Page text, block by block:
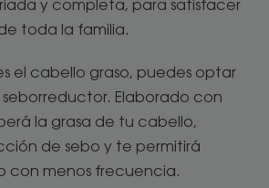
y completa, para satisfacer
toda la familia.
el cabello graso, puedes optar
Elaborado con
la grasa de tu cabello,
de sebo y te permitirá
con menos frecuencia.